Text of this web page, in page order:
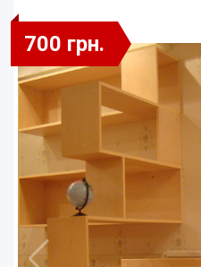
700 грн.